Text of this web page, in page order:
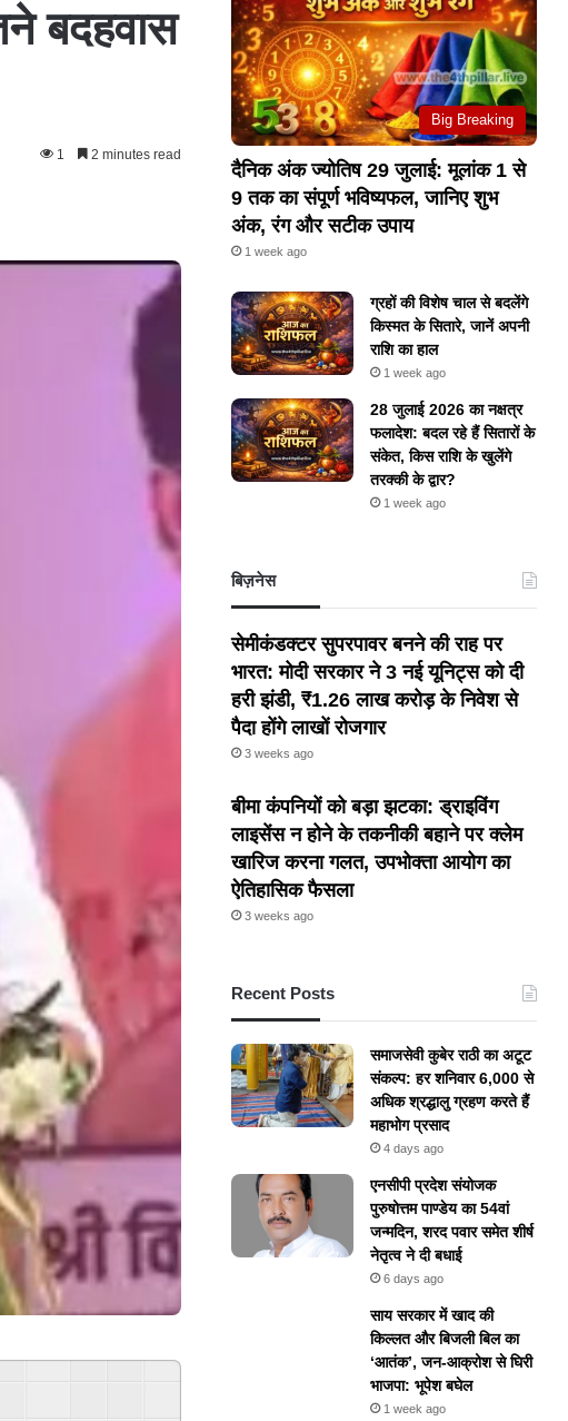
बदहवास
1 2 minutes read
Big Breaking
दैनिक अंक ज्योतिष 29 जुलाई: मूलांक 1 से
9 तक का संपूर्ण भविष्यफल, जानिए शुभ
अंक, रंग और सटीक उपाय
1 week ago
ग्रहों की विशेष चाल से बदलेंगे
किस्मत के सितारे, जानें अपनी
राशि का हाल
1 week ago
28 जुलाई 2026 का नक्षत्र
फलादेश: बदल रहे हैं सितारों के
संकेत, किस राशि के खुलेंगे
तरक्की के द्वार?
1 week ago
बिज़नेस
सेमीकंडक्टर सुपरपावर बनने की राह पर
भारत: मोदी सरकार ने 3 नई यूनिट्स को दी
हरी झंडी, ₹1.26 लाख करोड़ के निवेश से
पैदा होंगे लाखों रोजगार
3 weeks ago
बीमा कंपनियों को बड़ा झटका: ड्राइविंग
लाइसेंस न होने के तकनीकी बहाने पर क्लेम
खारिज करना गलत, उपभोक्ता आयोग का
ऐतिहासिक फैसला
3 weeks ago
Recent Posts
समाजसेवी कुबेर राठी का अटूट
संकल्प: हर शनिवार 6,000 से
अधिक श्रद्धालु ग्रहण करते हैं
महाभोग प्रसाद
4 days ago
एनसीपी प्रदेश संयोजक
पुरुषोत्तम पाण्डेय का 54वां
जन्मदिन, शरद पवार समेत शीर्ष
नेतृत्व ने दी बधाई
6 days ago
​साय सरकार में खाद की
किल्लत और बिजली बिल का
‘आतंक’, जन-आक्रोश से घिरी
भाजपा: भूपेश बघेल
1 week ago